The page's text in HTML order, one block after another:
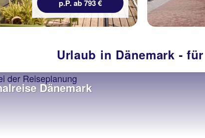
p.P. ab 793 €
Urlaub in Dänemark -
Dänemark